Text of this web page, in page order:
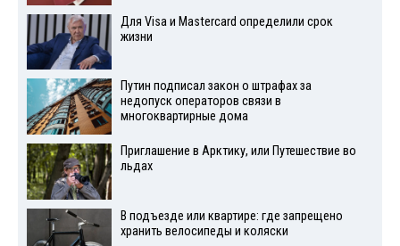
Для Visа и Mastercard определили срок
жизни
Путин подписал закон о штрафах за
недопуск операторов связи в
многоквартирные дома
Приглашение в Арктику, или Путешествие во
льдах
В подъезде или квартире: где запрещено
хранить велосипеды и коляски